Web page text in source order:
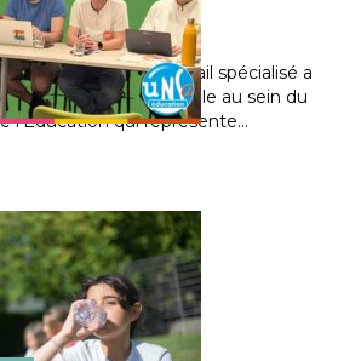
les lignes
un groupe de travail spécialisé a
écologique de l’Ecole au sein du
l’Éducation qui représente…